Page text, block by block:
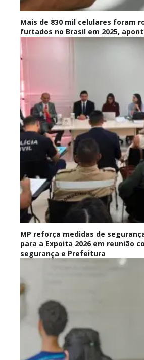
Mais de 830 mil celulares foram
furtados no Brasil em 2025,
MP reforça medidas de
para a Expoita 2026 em reunião
segurança e Prefeitura